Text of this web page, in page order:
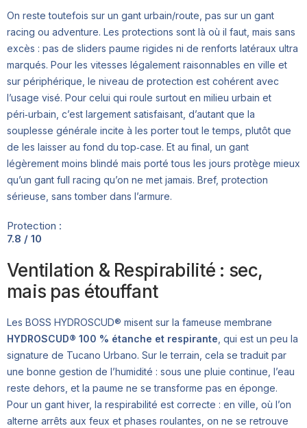
On reste toutefois sur un gant urbain/route, pas sur un gant
racing ou adventure. Les protections sont là où il faut, mais sans
excès : pas de sliders paume rigides ni de renforts latéraux ultra
marqués. Pour les vitesses légalement raisonnables en ville et
sur périphérique, le niveau de protection est cohérent avec
l’usage visé. Pour celui qui roule surtout en milieu urbain et
péri‑urbain, c’est largement satisfaisant, d’autant que la
souplesse générale incite à les porter tout le temps, plutôt que
de les laisser au fond du top‑case. Et au final, un gant
légèrement moins blindé mais porté tous les jours protège mieux
qu’un gant full racing qu’on ne met jamais. Bref, protection
sérieuse, sans tomber dans l’armure.
Protection :
7.8 / 10
Ventilation & Respirabilité : sec,
mais pas étouffant
Les BOSS HYDROSCUD® misent sur la fameuse membrane
HYDROSCUD® 100 % étanche et respirante , qui est un peu la
signature de Tucano Urbano. Sur le terrain, cela se traduit par
une bonne gestion de l’humidité : sous une pluie continue, l’eau
reste dehors, et la paume ne se transforme pas en éponge.
Pour un gant hiver, la respirabilité est correcte : en ville, où l’on
alterne arrêts aux feux et phases roulantes, on ne se retrouve